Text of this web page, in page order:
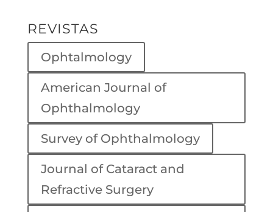
REVISTAS
Ophtalmology
American Journal of
Ophthalmology
Survey of Ophthalmology
Journal of Cataract and
Refractive Surgery